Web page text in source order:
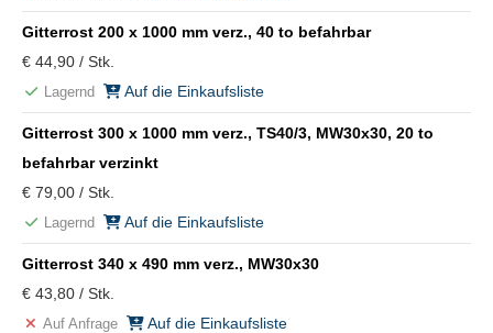
Gitterrost 200 x 1000 mm verz., 40 to befahrbar
€ 44,90 / Stk.
Lagernd Auf die Einkaufsliste
Gitterrost 300 x 1000 mm verz., TS40/3, MW30x30, 20 to
befahrbar verzinkt
€ 79,00 / Stk.
Lagernd Auf die Einkaufsliste
Gitterrost 340 x 490 mm verz., MW30x30
€ 43,80 / Stk.
Auf Anfrage Auf die Einkaufsliste